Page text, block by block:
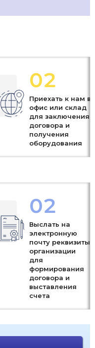
02
Приехать к нам в
офис или склад
для заключения
договора и
получения
оборудования
02
Выслать на
электронную
почту реквизиты
организации
для
формирования
договора и
выставления
счета